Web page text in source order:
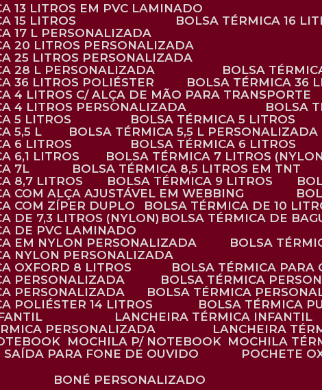
13 LITROS EM PVC LAMINADO
15 LITROS
BOLSA TÉRMICA 16
17 L PERSONALIZADA
20 LITROS PERSONALIZADA
25 LITROS PERSONALIZADA
28 L PERSONALIZADA
BOLSA
36 LITROS POLIÉSTER
BOLSA TÉRMICA 36
4 LITROS C/ ALÇA DE MÃO PARA TRANSPORTE
4 LITROS PERSONALIZADA
BOLSA
5 LITROS
BOLSA TÉRMICA 5 LITROS
5,5 L
BOLSA TÉRMICA 5,5 L PERSONALIZADA
6 LITROS
BOLSA TÉRMICA 6 LITROS
6,1 LITROS
BOLSA TÉRMICA 7 LITROS
7L
BOLSA TÉRMICA 8,5 LITROS EM TNT
8,7 LITROS
BOLSA TÉRMICA 9 LITROS
COM ALÇA AJUSTÁVEL EM WEBBING
COM ZÍPER DUPLO
BOLSA TÉRMICA DE 10
DE 7,3 LITROS (NYLON)
BOLSA TÉRMICA DE
DE PVC LAMINADO
EM NYLON PERSONALIZADA
BOLSA
NYLON PERSONALIZADA
OXFORD 8 LITROS
BOLSA TÉRMICA PARA
PERSONALIZADA
BOLSA TÉRMICA
PERSONALIZADA
BOLSA TÉRMICA
POLIÉSTER 14 LITROS
BOLSA TÉRMICA
LANCHEIRA TÉRMICA INFANTIL
PERSONALIZADA
LANCHEIRA
MOCHILA P/ NOTEBOOK MOCHILA
SAÍDA PARA FONE DE OUVIDO
POCHETE
BONÉ PERSONALIZADO